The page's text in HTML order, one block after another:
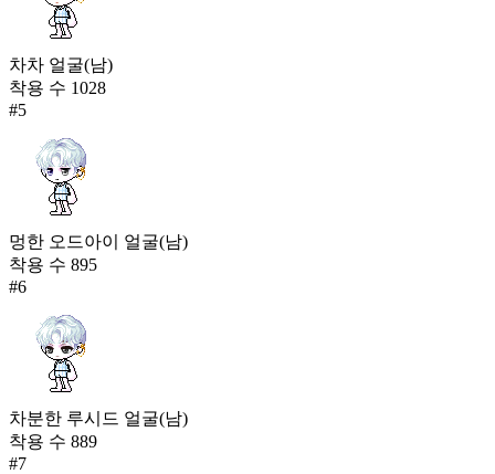
차차 얼굴(남)
착용 수 1028
#5
멍한 오드아이 얼굴(남)
착용 수 895
#6
차분한 루시드 얼굴(남)
착용 수 889
#7